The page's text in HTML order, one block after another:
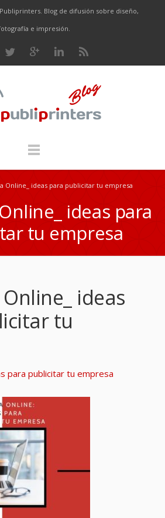
Blog de difusión sobre diseño,
e impresión.
Online_ ideas para publicitar tu empresa
ideas para
tu empresa
ideas
tu
para publicitar tu empresa